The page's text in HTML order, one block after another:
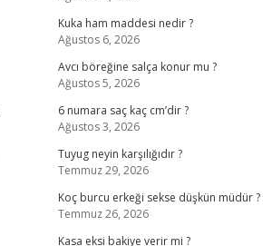
Kuka ham maddesi nedir ?
Ağustos 6, 2026
Avcı böreğine salça konur mu ?
Ağustos 5, 2026
6 numara saç kaç cm’dir ?
Ağustos 3, 2026
Tuyug neyin karşılığıdır ?
Temmuz 29, 2026
Koç burcu erkeği sekse düşkün müdür ?
Temmuz 26, 2026
Kasa eksi bakiye verir mi ?